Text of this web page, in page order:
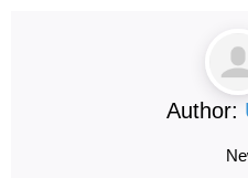
Author: